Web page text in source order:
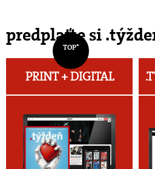
predplaťte si
TOP*
PRINT + DIGITAL